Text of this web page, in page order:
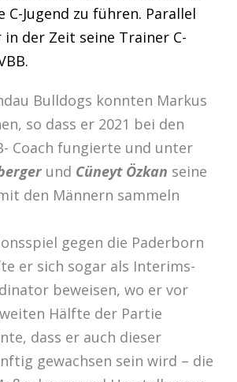
C-Jugend zu führen. Parallel
der Zeit seine Trainer C-
Bulldogs konnten Markus
so dass er 2021 bei den
Coach fungierte und unter
und Cüneyt Özkan seine
den Männern sammeln
gegen die Paderborn
er sich sogar als Interims-
beweisen, wo er vor
Hälfte der Partie
dass er auch dieser
gewachsen sein wird – die